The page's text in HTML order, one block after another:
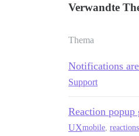
Verwandte
Thema
Notifications
Support
Reaction popup
UXmobile, reactions